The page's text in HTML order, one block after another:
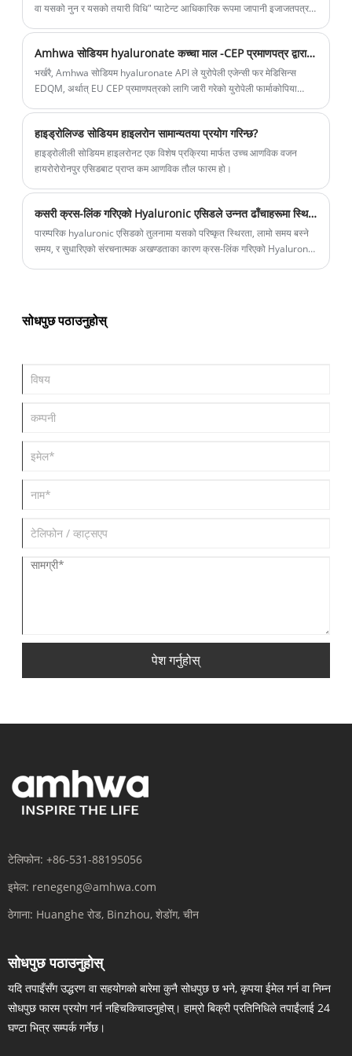
विषयवस्तु साझा गर्न ल्याए।
वा यसको नुन र यसको तयारी विधि" प्याटेन्ट आधिकारिक रूपमा जापानी इजाजतपत्र
Amhwa सोडियम hyaluronate कच्चा माल -CEP प्रमाणपत्र द्वारा स्वीकृत गरिएको छ
भर्खरै, Amhwa सोडियम hyaluronate API ले युरोपेली एजेन्सी फर मेडिसिन्स
EDQM, अर्थात् EU CEP प्रमाणपत्रको लागि जारी गरेको युरोपेली फार्माकोपिया
हाइड्रोलिज्ड सोडियम हाइलरोन सामान्यतया प्रयोग गरिन्छ?
हाइड्रोलीली सोडियम हाइलरोनट एक विशेष प्रक्रिया मार्फत उच्च आणविक वजन
हायरोरोरोनपुर एसिडबाट प्राप्त कम आणविक तौल फारम हो।
कसरी क्रस-लिंक गरिएको Hyaluronic एसिडले उन्नत ढाँचाहरूमा स्थिरता र प्रदर्शन सुधार गर्छ?
पारम्परिक hyaluronic एसिडको तुलनामा यसको परिष्कृत स्थिरता, लामो समय बस्ने
समय, र सुधारिएको संरचनात्मक अखण्डताका कारण क्रस-लिंक गरिएको Hyaluronic
क्रस-लिङ्किङ टेक्नोलोजीले तीन-आयामी आणविक नेटवर्क बनाएर यी मुद्दाहरूलाई
सम्बोधन गर्दछ जसले स्थायित्व र कार्यात्मक प्रदर्शनमा उल्लेखनीय सुधार गर्दछ।
सोधपुछ पठाउनुहोस्
पेश गर्नुहोस्
टेलिफोन: +86-531-88195056
इमेल: renegeng@amhwa.com
ठेगाना: Huanghe रोड, Binzhou, शेडोंग, चीन
सोधपुछ पठाउनुहोस्
यदि तपाइँसँग उद्धरण वा सहयोगको बारेमा कुनै सोधपुछ छ भने, कृपया ईमेल गर्न वा निम्न
सोधपुछ फारम प्रयोग गर्न नहिचकिचाउनुहोस्। हाम्रो बिक्री प्रतिनिधिले तपाईंलाई 24
घण्टा भित्र सम्पर्क गर्नेछ।